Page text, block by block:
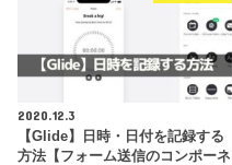
2020.12.3
【Glide】日時・日付を記録する
方法【フォーム送信のコンポーネ